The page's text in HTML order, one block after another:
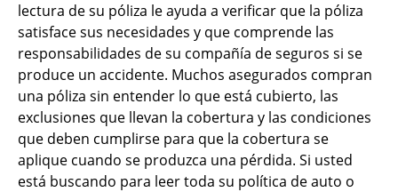
lectura de su póliza le ayuda a verificar que la póliza
satisface sus necesidades y que comprende las
responsabilidades de su compañía de seguros si se
produce un accidente. Muchos asegurados compran
una póliza sin entender lo que está cubierto, las
exclusiones que llevan la cobertura y las condiciones
que deben cumplirse para que la cobertura se
aplique cuando se produzca una pérdida. Si usted
está buscando para leer toda su política de auto o